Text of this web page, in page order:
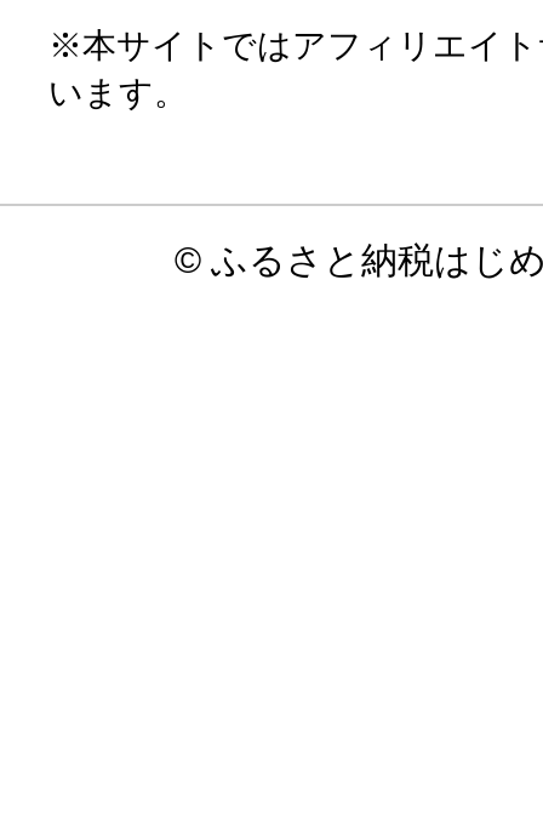
※本サイトではアフィリエイ
います。
© ふるさと納税はじ